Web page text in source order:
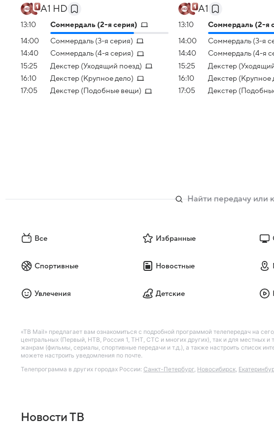
А1 HD
13:10 Соммердаль (2-я серия)
14:00
Соммердаль (3-я серия)
14:40
Соммердаль (4-я серия)
15:25
Декстер (Уходящий поезд)
16:10
Декстер (Крупное дело)
17:05
Декстер (Подобные вещи)
А1
13:10 Соммердаль (2-я
14:00
Соммердаль (3-я
14:40
Соммердаль (4-я
15:25
Декстер
16:10
Декстер (Крупное
17:05
Декстер
Все Избранные
Спортивные Новостные
Увлечения Детские
«ТВ Mail» предлагает вам ознакомиться с подробной программой телепередач на
центральных (Первый, НТВ, Россия 1, ТНТ, СТС и многих других), так и для местных
жанрам (фильмы, сериалы, спортивные передачи и т.д.), а также настроить список
можете настроить уведомления по почте.
Телепрограмма в других городах России: Санкт-Петербург Новосибирск
Новости ТВ